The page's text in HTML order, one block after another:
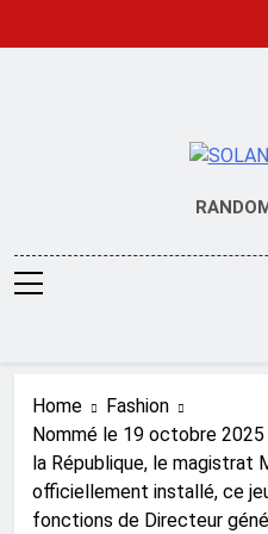
Home
Fashion
Nommé le 19 octobre
la République, le magistrat
officiellement installé, ce
fonctions de Directeur